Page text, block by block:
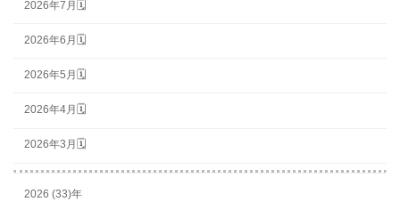
2026年7月🗓
2026年6月🗓
2026年5月🗓
2026年4月🗓
2026年3月🗓
2026 (33)年